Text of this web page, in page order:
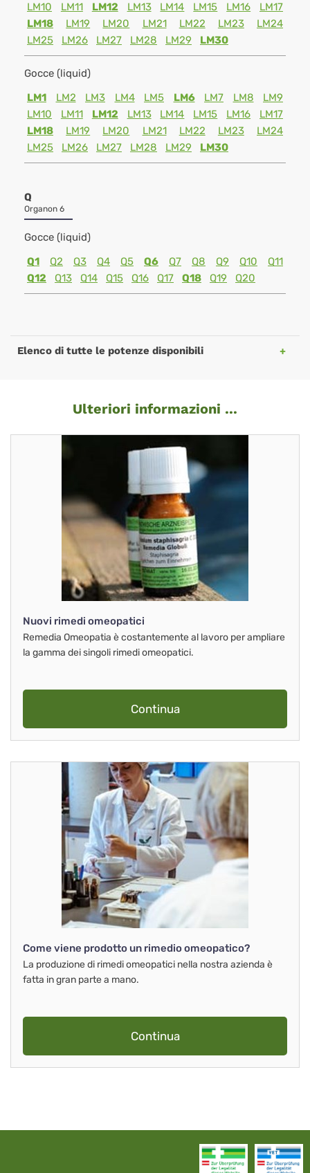
LM10
LM11 LM12 LM13 LM14 LM15 LM16
LM17
LM18
LM19 LM20 LM21 LM22 LM23
LM24
LM25
LM26 LM27 LM28 LM29 LM30
Gocce (liquid)
LM1
LM2 LM3 LM4 LM5 LM6 LM7 LM8
LM9
LM10
LM11 LM12 LM13 LM14 LM15 LM16
LM17
LM18
LM19 LM20 LM21 LM22 LM23
LM24
LM25
LM26 LM27 LM28 LM29 LM30
Q
Organon 6
Gocce (liquid)
Q1
Q2 Q3 Q4 Q5 Q6 Q7 Q8 Q9 Q10
Q11
Q12
Q13 Q14 Q15 Q16 Q17 Q18 Q19 Q20
Elenco di tutte le potenze disponibili
Ulteriori informazioni ...
Nuovi rimedi omeopatici
Remedia Omeopatia è costantemente al lavoro per ampliare
la gamma dei singoli rimedi omeopatici.
Continua
Come viene prodotto un rimedio omeopatico?
La produzione di rimedi omeopatici nella nostra azienda è
fatta in gran parte a mano.
Continua